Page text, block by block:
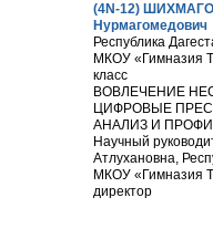
(4N-12)
Нурмагомедович
Республика
МКОУ «Гимназия
класс
ВОВЛЕЧЕНИЕ
ЦИФРОВЫЕ
АНАЛИЗ И
Научный
Атлухановна,
МКОУ «Гимназия
директор